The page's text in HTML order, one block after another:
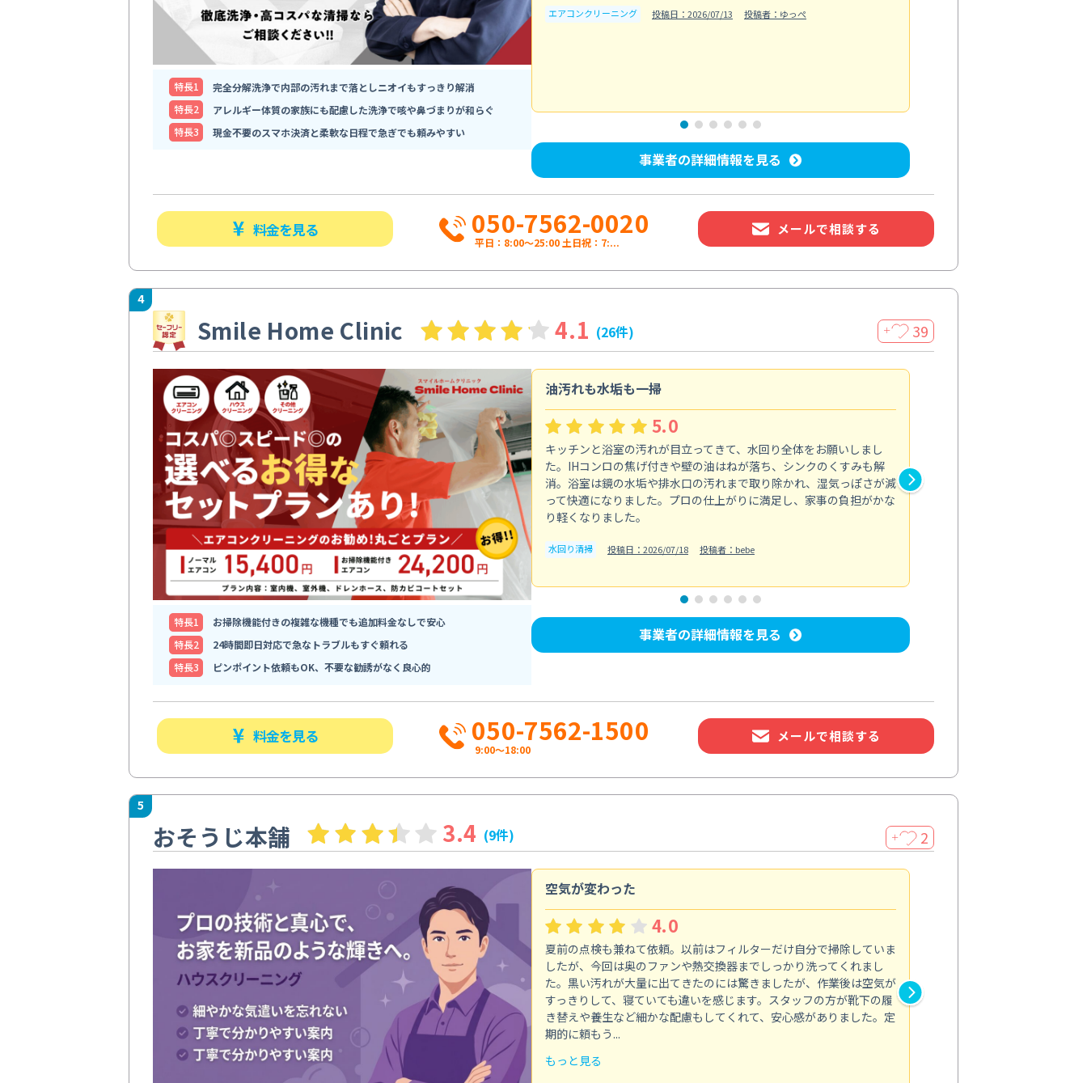
特⻑1
完全分解洗浄で内部の汚れまで落としニオイもすっきり解消
特⻑2
アレルギー体質の家族にも配慮した洗浄で咳や鼻づまりが和らぐ
特⻑3
現金不要のスマホ決済と柔軟な日程で急ぎでも頼みやすい
エアコンクリーニング 投稿日：2026/07/13 投稿者：ゆっぺ
事業者の詳細情報を見る
料金を見る 050-7562-0020
平日：8:00〜25:00 土日祝：7:...
メールで相談する
4
Smile Home Clinic 4.1 (26件) ＋ 39
特⻑1
お掃除機能付きの複雑な機種でも追加料金なしで安心
特⻑2
24時間即日対応で急なトラブルもすぐ頼れる
特⻑3
ピンポイント依頼もOK、不要な勧誘がなく良心的
油汚れも水垢も一掃
5.0
キッチンと浴室の汚れが目立ってきて、水回り全体をお願いしまし
た。IHコンロの焦げ付きや壁の油はねが落ち、シンクのくすみも解
消。浴室は鏡の水垢や排水口の汚れまで取り除かれ、湿気っぽさが減
って快適になりました。プロの仕上がりに満足し、家事の負担がかな
り軽くなりました。
水回り清掃 投稿日：2026/07/18 投稿者：bebe
事業者の詳細情報を見る
料金を見る 050-7562-1500
9:00～18:00
メールで相談する
5
おそうじ本舗 3.4 (9件) ＋ 2
空気が変わった
4.0
夏前の点検も兼ねて依頼。以前はフィルターだけ自分で掃除していま
したが、今回は奥のファンや熱交換器までしっかり洗ってくれまし
た。黒い汚れが大量に出てきたのには驚きましたが、作業後は空気が
すっきりして、寝ていても違いを感じます。スタッフの方が靴下の履
き替えや養生など細かな配慮もしてくれて、安心感がありました。定
期的に頼もう...
もっと見る